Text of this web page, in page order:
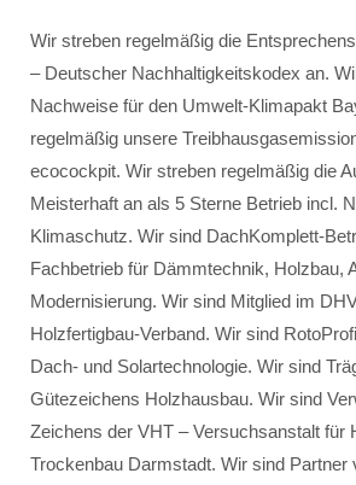
Wir streben regelmäßig die
– Deutscher Nachhaltigkeitskodex an.
Nachweise für den Umwelt-Klimapakt
regelmäßig unsere
ecocockpit. Wir streben regelmäßig die
Meisterhaft an als 5 Sterne Betrieb incl.
Klimaschutz. Wir sind DachKomplett-
Fachbetrieb für Dämmtechnik, Holzbau,
Modernisierung. Wir sind Mitglied im
Holzfertigbau-Verband. Wir sind
Dach- und Solartechnologie. Wir sind
Gütezeichens Holzhausbau. Wir sind
Zeichens der VHT – Versuchsanstalt für
Trockenbau Darmstadt. Wir sind Partner